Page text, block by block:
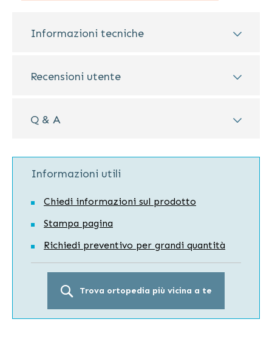
Informazioni tecniche
Recensioni utente
Q & A
Informazioni utili
Chiedi informazioni sul prodotto
Stampa pagina
Richiedi preventivo per grandi quantità
Trova ortopedia più vicina a te